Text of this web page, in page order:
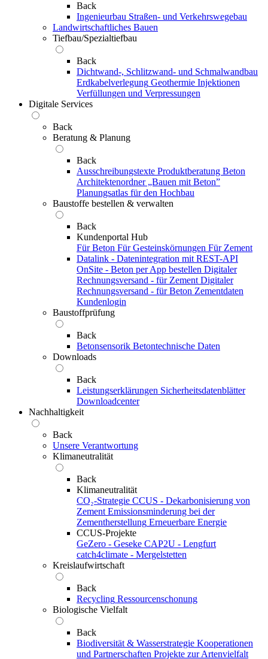
Back
Ingenieurbau Straßen- und Verkehrswegebau
Landwirtschaftliches Bauen
Tiefbau/Spezialtiefbau
Back
Dichtwand-, Schlitzwand- und Schmalwandbau
Erdkabelverlegung Geothermie Injektionen
Verfüllungen und Verpressungen
Digitale Services
Back
Beratung & Planung
Back
Ausschreibungstexte Produktberatung Beton
Architektenordner „Bauen mit Beton”
Planungsatlas für den Hochbau
Baustoffe bestellen & verwalten
Back
Kundenportal Hub
Für Beton Für Gesteinskörnungen Für Zement
Datalink - Datenintegration mit REST-API
OnSite - Beton per App bestellen Digitaler
Rechnungsversand - für Zement Digitaler
Rechnungsversand - für Beton Zementdaten
Kundenlogin
Baustoffprüfung
Back
Betonsensorik Betontechnische Daten
Downloads
Back
Leistungserklärungen Sicherheitsdatenblätter
Downloadcenter
Nachhaltigkeit
Back
Unsere Verantwortung
Klimaneutralität
Back
Klimaneutralität
CO₂-Strategie CCUS - Dekarbonisierung von
Zement Emissionsminderung bei der
Zementherstellung Erneuerbare Energie
CCUS-Projekte
GeZero - Geseke CAP2U - Lengfurt
catch4climate - Mergelstetten
Kreislaufwirtschaft
Back
Recycling Ressourcenschonung
Biologische Vielfalt
Back
Biodiversität & Wasserstrategie Kooperationen
und Partnerschaften Projekte zur Artenvielfalt